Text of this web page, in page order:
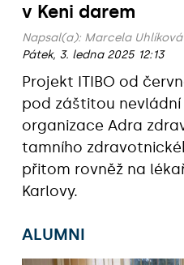
v Keni darem
Napsal(a): Marcela Uhlíková
Pátek, 3. ledna 2025 12:13
Projekt ITIBO od
pod záštitou
organizace Adra
tamního
přitom rovněž na
Karlovy.
ALUMNI